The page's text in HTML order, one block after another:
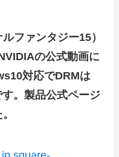
ファンタジー15）
の公式動画に
対応でDRMは
。製品公式ページ